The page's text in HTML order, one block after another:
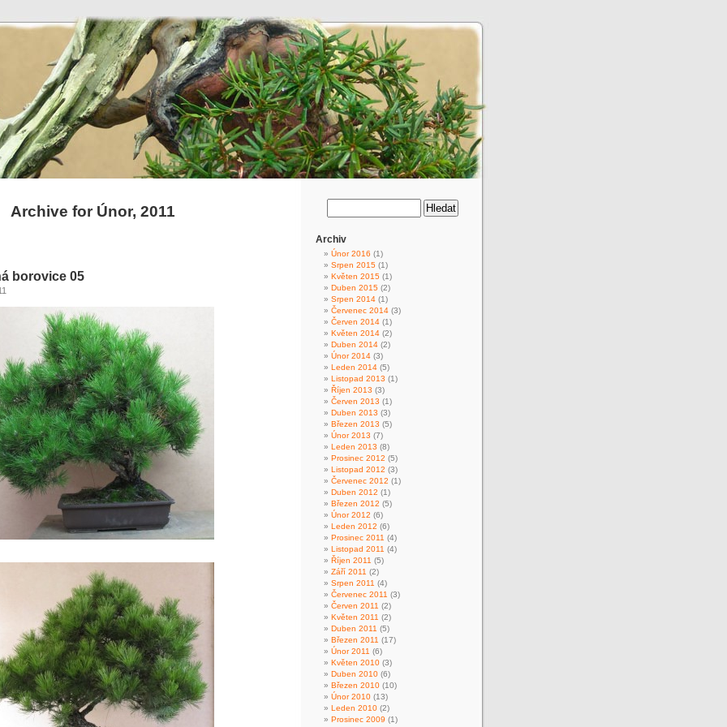
Archive for Únor, 2011
borovice 05
Archiv
Únor 2016 (1)
Srpen 2015 (1)
Květen 2015 (1)
Duben 2015 (2)
Srpen 2014 (1)
Červenec 2014 (3)
Červen 2014 (1)
Květen 2014 (2)
Duben 2014 (2)
Únor 2014 (3)
Leden 2014 (5)
Listopad 2013 (1)
Říjen 2013 (3)
Červen 2013 (1)
Duben 2013 (3)
Březen 2013 (5)
Únor 2013 (7)
Leden 2013 (8)
Prosinec 2012 (5)
Listopad 2012 (3)
Červenec 2012 (1)
Duben 2012 (1)
Březen 2012 (5)
Únor 2012 (6)
Leden 2012 (6)
Prosinec 2011 (4)
Listopad 2011 (4)
Říjen 2011 (5)
Září 2011 (2)
Srpen 2011 (4)
Červenec 2011 (3)
Červen 2011 (2)
Květen 2011 (2)
Duben 2011 (5)
Březen 2011 (17)
Únor 2011 (6)
Květen 2010 (3)
Duben 2010 (6)
Březen 2010 (10)
Únor 2010 (13)
Leden 2010 (2)
Prosinec 2009 (1)